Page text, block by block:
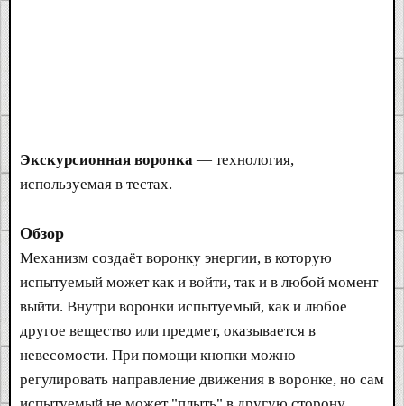
Экскурсионная воронка — технология,
используемая в тестах.
Обзор
Механизм создаёт воронку энергии, в которую
испытуемый может как и войти, так и в любой момент
выйти. Внутри воронки испытуемый, как и любое
другое вещество или предмет, оказывается в
невесомости. При помощи кнопки можно
регулировать направление движения в воронке, но сам